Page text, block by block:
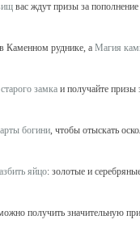
вас ждут призы за
Каменном руднике, а Магия
замка и получайте призы
богини, чтобы отыскать
яйцо: золотые и
получить значительную